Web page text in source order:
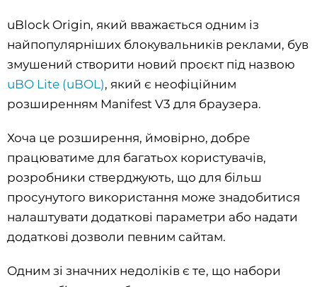
uBlock Origin, який вважається одним із
найпопулярніших блокувальників реклами, був
змушений створити новий проєкт під назвою
uBO Lite (uBOL), який є неофіційним
розширенням Manifest V3 для браузера.
Хоча це розширення, ймовірно, добре
працюватиме для багатьох користувачів,
розробники стверджують, що для більш
просунутого використання може знадобитися
налаштувати додаткові параметри або надати
додаткові дозволи певним сайтам.
Одним зі значних недоліків є те, що набори